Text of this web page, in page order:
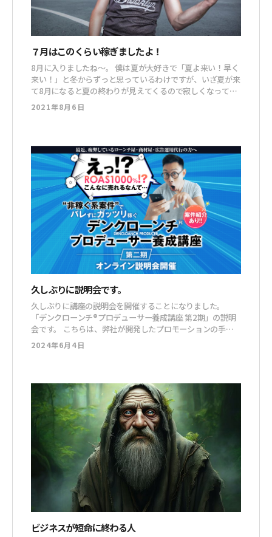
７月はこのくらい稼ぎましたよ！
8月に入りましたね〜。 僕は夏が大好きで「夏よ来い！早く
来い！」と冬からずっと思っているわけですが、いざ夏が来
て8月になると夏の終わりが見えてくるので寂しくなってし
まいます。 まあ、それ以前に今年も去年もコロナ禍で夏を
楽しむって感じにもならないんですけどね・・・ そんなコ
2021年8月6日
久しぶりに説明会です。
久しぶりに講座の説明会を開催することになりました。
「デンクローンチ®プロデューサー養成講座 第2期」の説明
会です。 こちらは、弊社が開発したプロモーションの手法
である「デンクローンチ」をマスターする講座。 自分の商
品ではなく、コンテンツを持っている方をプロデュースし
2024年6月4日
ビジネスが短命に終わる人